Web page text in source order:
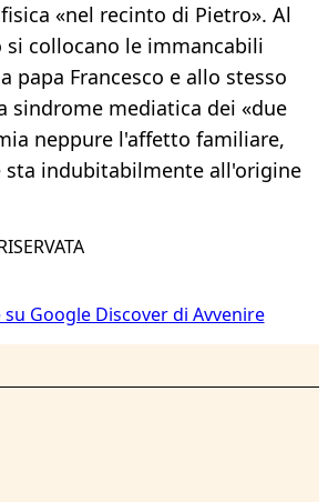
«nel recinto di Pietro». Al
collocano le immancabili
papa Francesco e allo stesso
sindrome mediatica dei «due
neppure l'affetto familiare,
sta indubitabilmente all'origine
su Google Discover di Avvenire